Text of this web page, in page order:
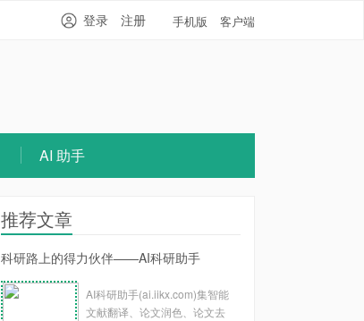
手机版 客户端
登录 注册
AI 助手
推荐文章
科研路上的得力伙伴——AI科研助手
AI科研助手(ai.iikx.com)集智能
文献翻译、论文润色、论文去